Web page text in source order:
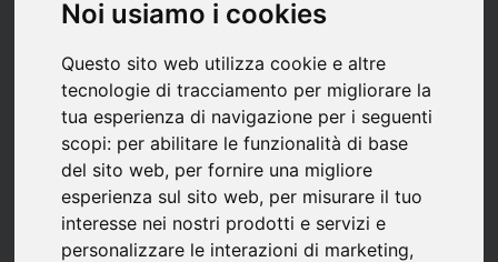
Noi usiamo i cookies
Questo sito web utilizza cookie e altre
tecnologie di tracciamento per migliorare la
tua esperienza di navigazione per i seguenti
scopi: per abilitare le funzionalità di base
del sito web, per fornire una migliore
esperienza sul sito web, per misurare il tuo
interesse nei nostri prodotti e servizi e
personalizzare le interazioni di marketing,
Compatibilità help
(0)bookmark_borderupload Condividi
Sobrecostes en
promociones
inmobiliarias